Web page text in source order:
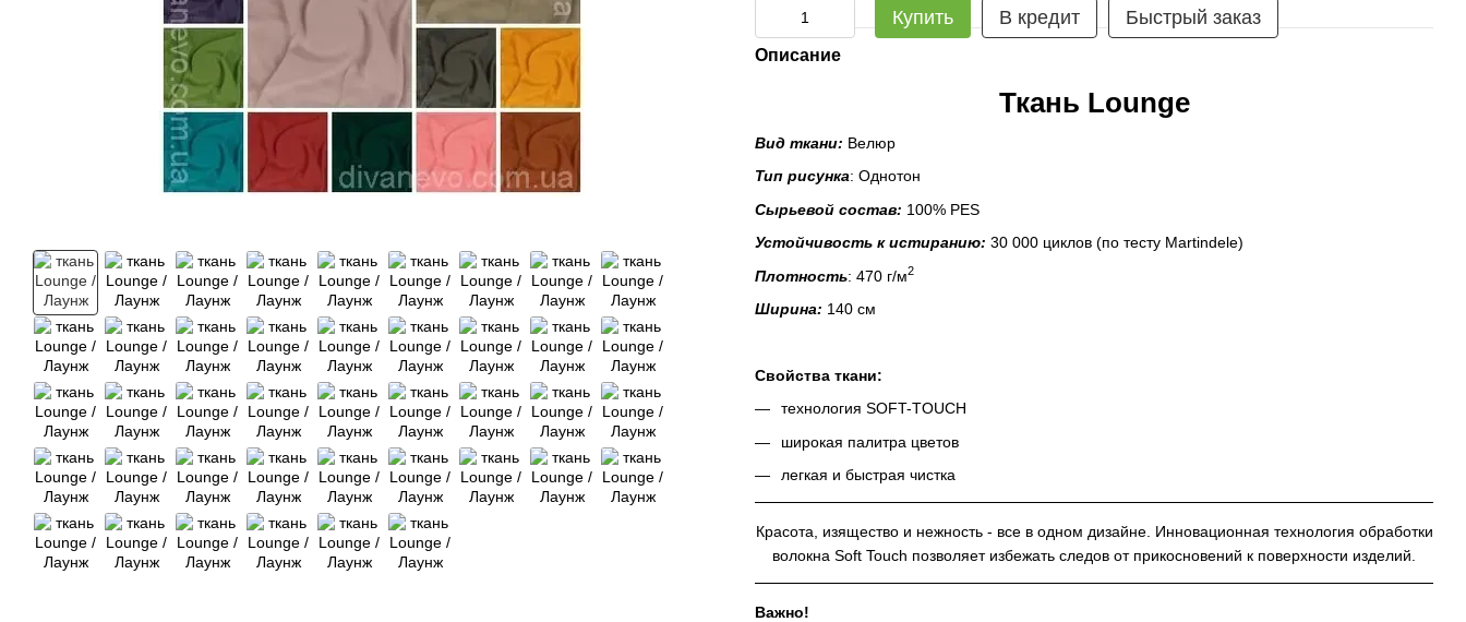
Купить В кредит Быстрый заказ
Описание
Ткань Lounge
Вид ткани: Велюр
Тип рисунка: Однотон
Сырьевой состав: 100% PES
Устойчивость к истиранию: 30 000 циклов (по тесту Martindele)
Плотность: 470 г/м2
Ширина: 140 см
Свойства ткани:
технология SOFT-TOUCH
широкая палитра цветов
легкая и быстрая чистка
Красота, изящество и нежность - все в одном дизайне. Инновационная технология обработки
волокна Soft Touch позволяет избежать следов от прикосновений к поверхности изделий.
Важно!